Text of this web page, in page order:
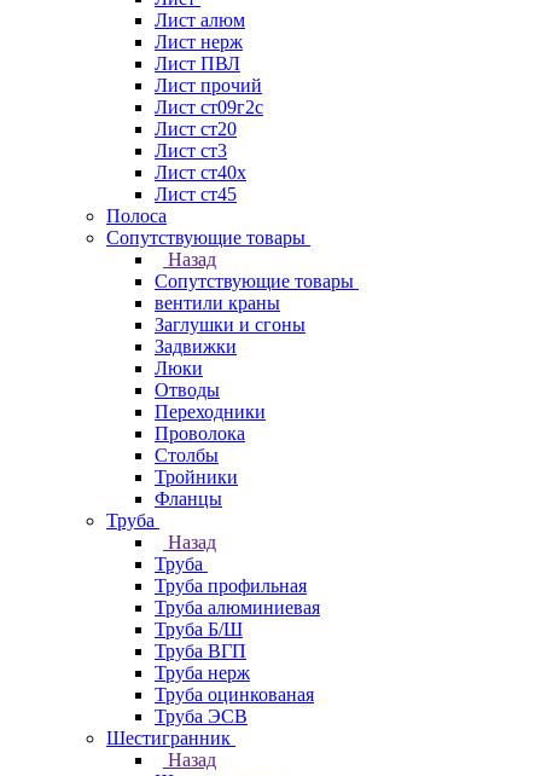
Лист алюм
Лист нерж
Лист ПВЛ
Лист прочий
Лист ст09г2с
Лист ст20
Лист ст3
Лист ст40х
Лист ст45
Полоса
Сопутствующие товары
Назад
Сопутствующие товары
вентили краны
Заглушки и сгоны
Задвижки
Люки
Отводы
Переходники
Проволока
Столбы
Тройники
Фланцы
Труба
Назад
Труба
Труба профильная
Труба алюминиевая
Труба Б/Ш
Труба ВГП
Труба нерж
Труба оцинкованая
Труба ЭСВ
Шестигранник
Назад